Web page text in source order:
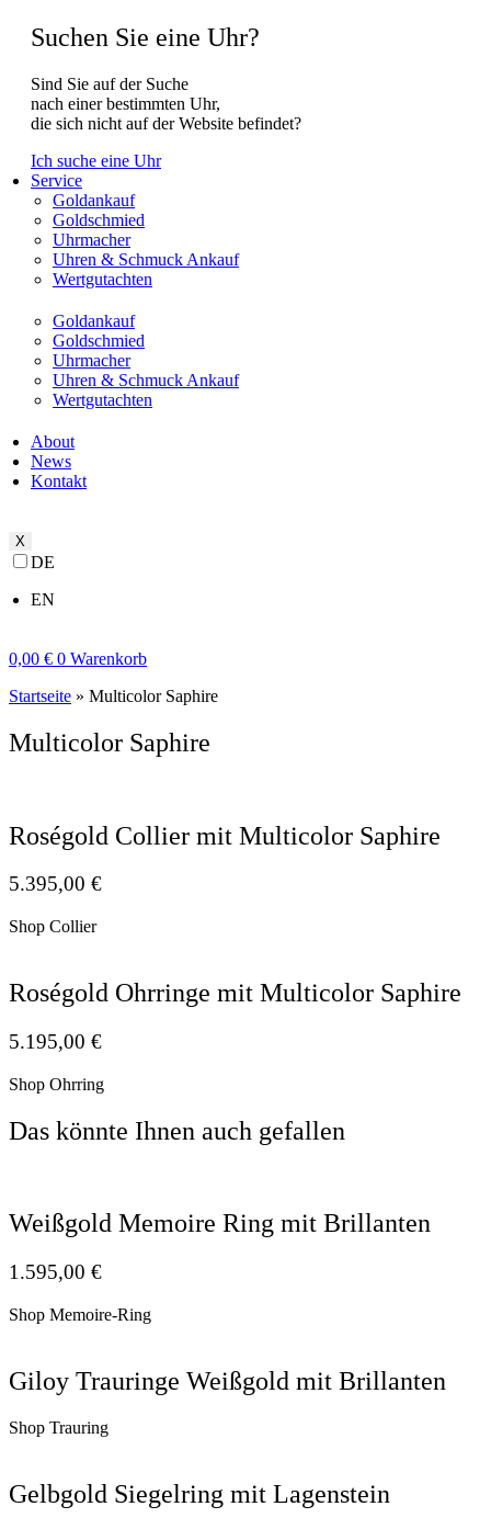
Suchen Sie eine Uhr?
Sind Sie auf der Suche
nach einer bestimmten Uhr,
die sich nicht auf der Website befindet?
Ich suche eine Uhr
Service
Goldankauf
Goldschmied
Uhrmacher
Uhren & Schmuck Ankauf
Wertgutachten
Goldankauf
Goldschmied
Uhrmacher
Uhren & Schmuck Ankauf
Wertgutachten
About
News
Kontakt
X
DE
EN
0,00 € 0 Warenkorb
Startseite » Multicolor Saphire
Multicolor Saphire
Roségold Collier mit Multicolor Saphire
5.395,00 €
Shop Collier
Roségold Ohrringe mit Multicolor Saphire
5.195,00 €
Shop Ohrring
Das könnte Ihnen auch gefallen
Weißgold Memoire Ring mit Brillanten
1.595,00 €
Shop Memoire-Ring
Giloy Trauringe Weißgold mit Brillanten
Shop Trauring
Gelbgold Siegelring mit Lagenstein